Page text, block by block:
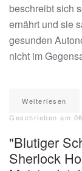
beschreibt sich
ernährt und sie
gesunden
nicht im
Weiterlesen
Geschrieben am
"Blutiger
Sherlock